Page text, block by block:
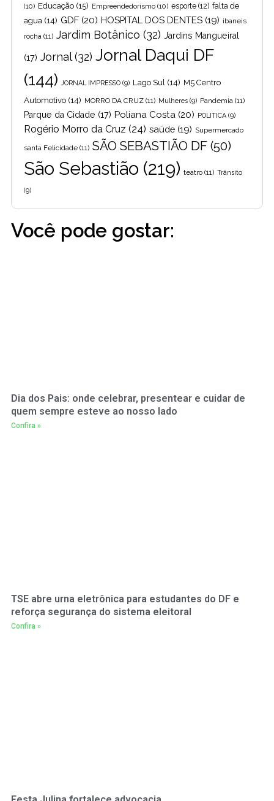
(10) Educação (15) Empreendedorismo (10) esporte (12) falta de
agua (14) GDF (20) HOSPITAL DOS DENTES (19) ibaneis
rocha (11) Jardim Botânico (32) Jardins Mangueiral
(17) Jornal(32) Jornal Daqui DF
(144) JORNAL IMPRESSO (9) Lago Sul (14) M5 Centro
Automotivo (14) MORRO DA CRUZ (11) Mulheres (9) Pandemia (11)
Parque da Cidade (17) Poliana Costa (20) POLITICA (9)
Rogério Morro da Cruz (24) saúde (19) Supermercado
santa Felicidade (11) SÃO SEBASTIÃO DF (50)
São Sebastião (219) teatro (11) Trânsito
(9)
Você pode gostar:
Dia dos Pais: onde celebrar, presentear e cuidar de
quem sempre esteve ao nosso lado
Confira »
TSE abre urna eletrônica para estudantes do DF e
reforça segurança do sistema eleitoral
Confira »